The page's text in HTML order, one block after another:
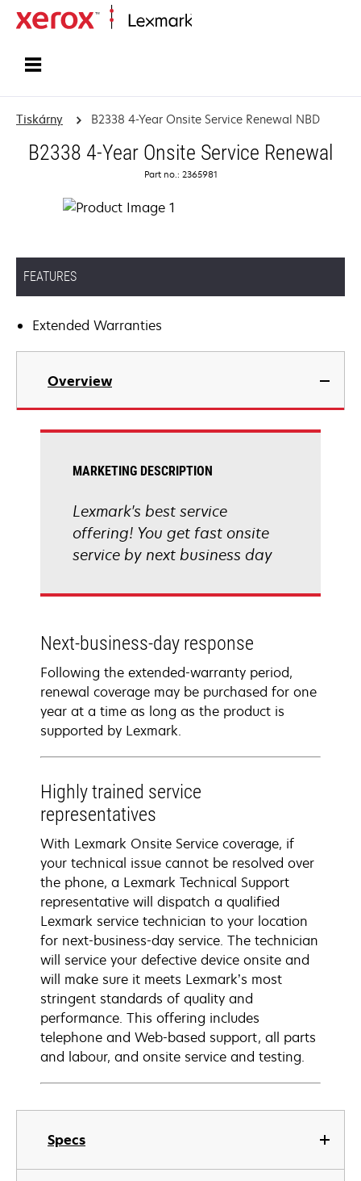
Tiskárny B2338 4-Year Onsite Service Renewal NBD
B2338 4-Year Onsite Service Renewal
Part no.: 2365981
FEATURES
Extended Warranties
Overview
Specs
MARKETING DESCRIPTION
Lexmark's best service
offering! You get fast onsite
service by next business day
Next-business-day response
Following the extended-warranty period,
renewal coverage may be purchased for one
year at a time as long as the product is
supported by Lexmark.
Highly trained service
representatives
With Lexmark Onsite Service coverage, if
your technical issue cannot be resolved over
the phone, a Lexmark Technical Support
representative will dispatch a qualified
Lexmark service technician to your location
for next-business-day service. The technician
will service your defective device onsite and
will make sure it meets Lexmark’s most
stringent standards of quality and
performance. This offering includes
telephone and Web-based support, all parts
and labour, and onsite service and testing.